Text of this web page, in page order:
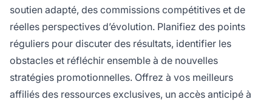
soutien adapté, des commissions compétitives et de
réelles perspectives d’évolution. Planifiez des points
réguliers pour discuter des résultats, identifier les
obstacles et réfléchir ensemble à de nouvelles
stratégies promotionnelles. Offrez à vos meilleurs
affiliés des ressources exclusives, un accès anticipé à